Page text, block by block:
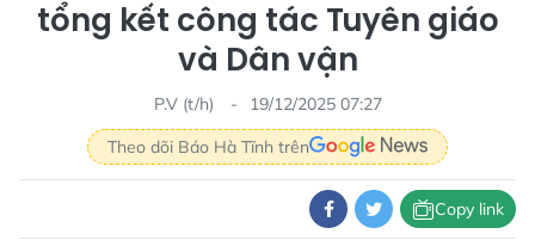
tổng kết công tác Tuyên giáo
và Dân vận
P.V (t/h)
19/12/2025 07:27
Theo dõi Báo Hà Tĩnh trên
Copy link